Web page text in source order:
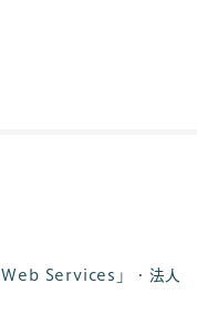
Web Services」・法人